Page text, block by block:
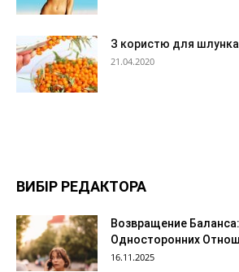
З користю для шлунка
21.04.2020
ВИБІР РЕДАКТОРА
Возвращение
Односторонних
16.11.2025